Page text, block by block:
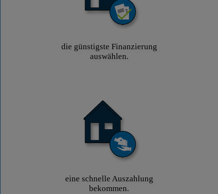
die günstigste Finanzierung
auswählen.
eine schnelle Auszahlung
bekommen.